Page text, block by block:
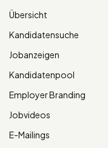
Übersicht
Kandidatensuche
Jobanzeigen
Kandidatenpool
Employer Branding
Jobvideos
E-Mailings